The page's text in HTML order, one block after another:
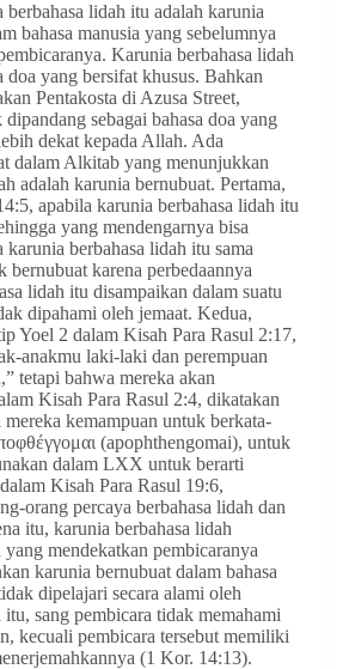
lidah itu adalah karunia
bahasa manusia yang sebelumnya
Karunia berbahasa lidah
doa yang bersifat khusus. Bahkan
Pentakosta di Azusa Street,
sebagai bahasa doa yang
dekat kepada Allah. Ada
dalam Alkitab yang menunjukkan
adalah karunia bernubuat. Pertama,
apabila karunia berbahasa lidah itu
yang mendengarnya bisa
karunia berbahasa lidah itu sama
bernubuat karena perbedaannya
lidah itu disampaikan dalam suatu
dipahami oleh jemaat. Kedua,
Yoel 2 dalam Kisah Para Rasul 2:17,
anakmu laki-laki dan perempuan
tetapi bahwa mereka akan
Kisah Para Rasul 2:4, dikatakan
kemampuan untuk berkata-
(apophthengomai), untuk
dalam LXX untuk berarti
Kisah Para Rasul 19:6,
orang percaya berbahasa lidah dan
itu, karunia berbahasa lidah
yang mendekatkan pembicaranya
karunia bernubuat dalam bahasa
dipelajari secara alami oleh
sang pembicara tidak memahami
kecuali pembicara tersebut memiliki
(1 Kor. 14:13).